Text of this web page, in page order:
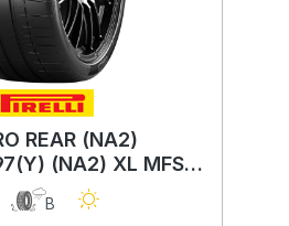
REAR (NA2)
(NA2) XL MFS
B